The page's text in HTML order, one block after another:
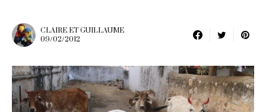
CLAIRE ET GUILLAUME
09/02/2012